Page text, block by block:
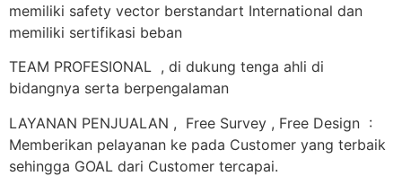
memiliki safety vector berstandart International dan
memiliki sertifikasi beban
TEAM PROFESIONAL , di dukung tenga ahli di
bidangnya serta berpengalaman
LAYANAN PENJUALAN , Free Survey , Free Design :
Memberikan pelayanan ke pada Customer yang terbaik
sehingga GOAL dari Customer tercapai.